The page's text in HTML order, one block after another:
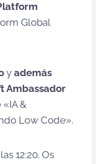
Global
y además
Ambassador
&
Low Code».
12:20. Os